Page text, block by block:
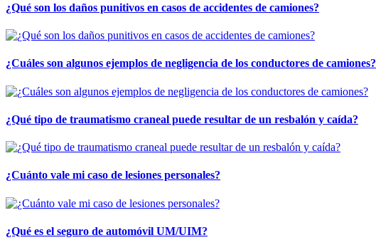
¿Qué son los daños punitivos en casos de accidentes de camiones?
¿Cuáles son algunos ejemplos de negligencia de los conductores de camiones?
¿Qué tipo de traumatismo craneal puede resultar de un resbalón y caída?
¿Cuánto vale mi caso de lesiones personales?
¿Qué es el seguro de automóvil UM/UIM?